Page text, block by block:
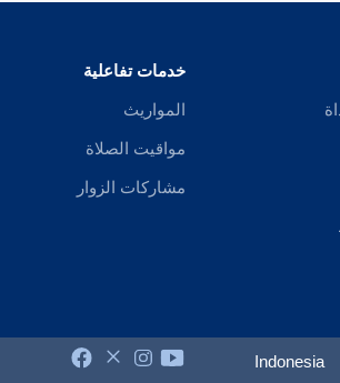
خدمات تفاعلية
المواريث
مواقيت الصلاة
مشاركات الزوار
Indonesia